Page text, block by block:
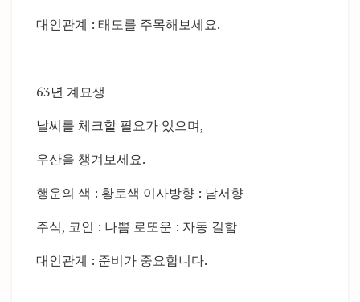
대인관계 : 태도를 주목해보세요.
63년 계묘생
날씨를 체크할 필요가 있으며,
우산을 챙겨보세요.
행운의 색 : 황토색 이사방향 : 남서향
주식, 코인 : 나쁨 로또운 : 자동 길함
대인관계 : 준비가 중요합니다.